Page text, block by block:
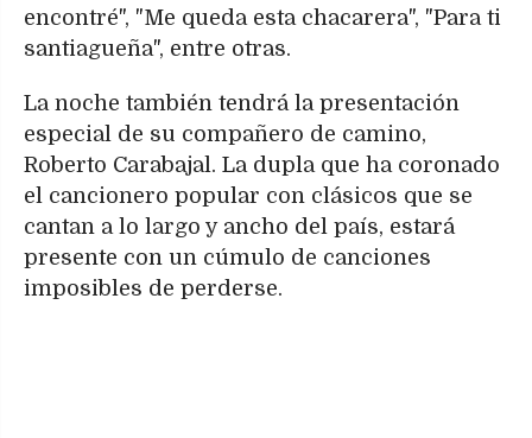
encontré", "Me queda esta chacarera", "Para ti
santiagueña", entre otras.
La noche también tendrá la presentación
especial de su compañero de camino,
Roberto Carabajal. La dupla que ha coronado
el cancionero popular con clásicos que se
cantan a lo largo y ancho del país, estará
presente con un cúmulo de canciones
imposibles de perderse.